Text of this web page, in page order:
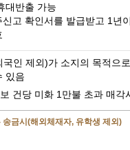
대반출 가능
신고 확인서를 발급받고 1년
국인 제외)가 소지의 목적으
있음
건당 미화 1만불 초과 매각
금시(해외체재자, 유학생 제외)